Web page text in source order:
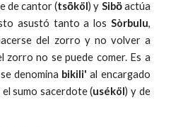
de cantor (tsö́köl) y Sibö̀actúa
asustó tanto a los Sòrbulu,
del zorro y no volver a
zorro no se puede comer. Es a
denomina bikili'al encargado
sumo sacerdote (uséköl) y de